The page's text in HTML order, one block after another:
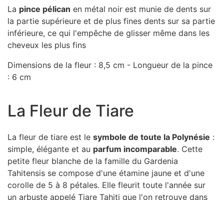
La pince pélican en métal noir est munie de dents sur
la partie supérieure et de plus fines dents sur sa partie
inférieure, ce qui l'empêche de glisser même dans les
cheveux les plus fins
Dimensions de la fleur : 8,5 cm - Longueur de la pince
: 6 cm
La Fleur de Tiare
La fleur de tiare est le symbole de toute la Polynésie :
simple, élégante et au parfum incomparable. Cette
petite fleur blanche de la famille du Gardenia
Tahitensis se compose d'une étamine jaune et d'une
corolle de 5 à 8 pétales. Elle fleurit toute l'année sur
un arbuste appelé Tiare Tahiti que l'on retrouve dans